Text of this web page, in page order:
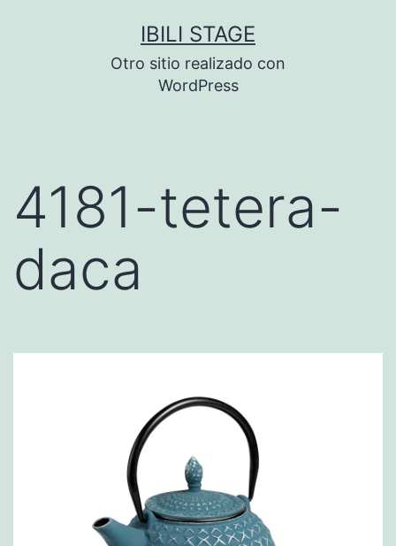
IBILI STAGE
Otro sitio realizado con
WordPress
4181-tetera-
daca